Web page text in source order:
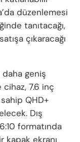
düzenlemesi
tanıtacağı,
çıkaracağı
daha geniş
cihaz, 7.6 inç
QHD+
Dış
formatında
kapak ekranı